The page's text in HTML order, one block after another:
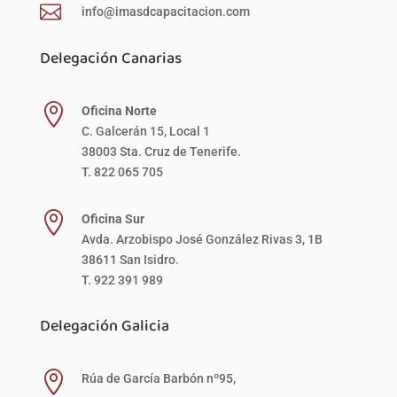
 info@imasdcapacitacion.com
Delegación Canarias

Oficina Norte
C. Galcerán 15, Local 1
38003 Sta. Cruz de Tenerife.
T. 822 065 705

Oficina Sur
Avda. Arzobispo José González Rivas 3, 1B
38611 San Isidro.
T. 922 391 989
Delegación Galicia
 Rúa de García Barbón nº95,